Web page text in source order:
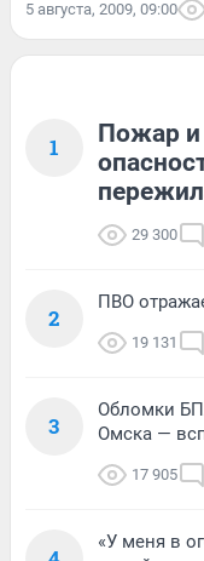
5 августа, 2009, 09:00
1
Пожар и
29 300
2
ПВО
19 131
3
Обломки
Омска —
17 905
«У меня в